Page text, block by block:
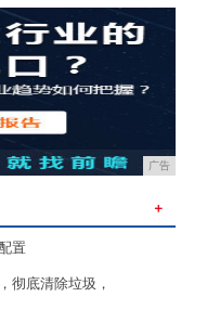
广告
＋
置
彻底清除垃圾，